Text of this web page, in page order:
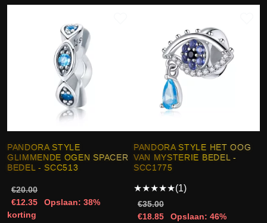
PANDORA STYLE
GLIMMENDE OGEN SPACER
BEDEL - SCC513
€20.00
€12.35
Opslaan: 38%
korting
PANDORA STYLE HET OOG
VAN MYSTERIE BEDEL -
SCC1775
★★★★★(1)
€35.00
€18.85
Opslaan: 46%